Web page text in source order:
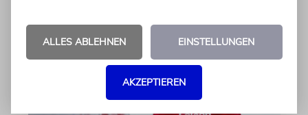
07.08.2026
ALLES ABLEHNEN EINSTELLUNGEN
AKZEPTIEREN